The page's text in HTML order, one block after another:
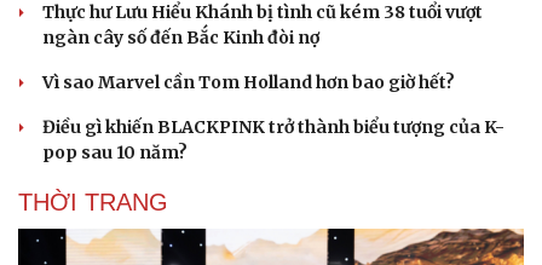
Thực hư Lưu Hiểu Khánh bị tình cũ kém 38 tuổi vượt
ngàn cây số đến Bắc Kinh đòi nợ
Vì sao Marvel cần Tom Holland hơn bao giờ hết?
Điều gì khiến BLACKPINK trở thành biểu tượng của K-
pop sau 10 năm?
THỜI TRANG